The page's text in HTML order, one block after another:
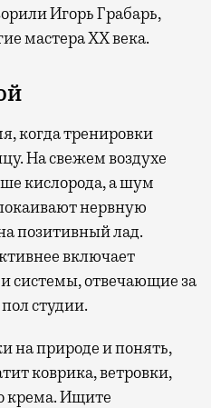
Игорь Грабарь,
мастера XX века.
когда тренировки
На свежем воздухе
кислорода, а шум
нервную
позитивный лад.
включает
системы, отвечающие за
студии.
на природе и понять,
коврика, ветровки,
крема. Ищите